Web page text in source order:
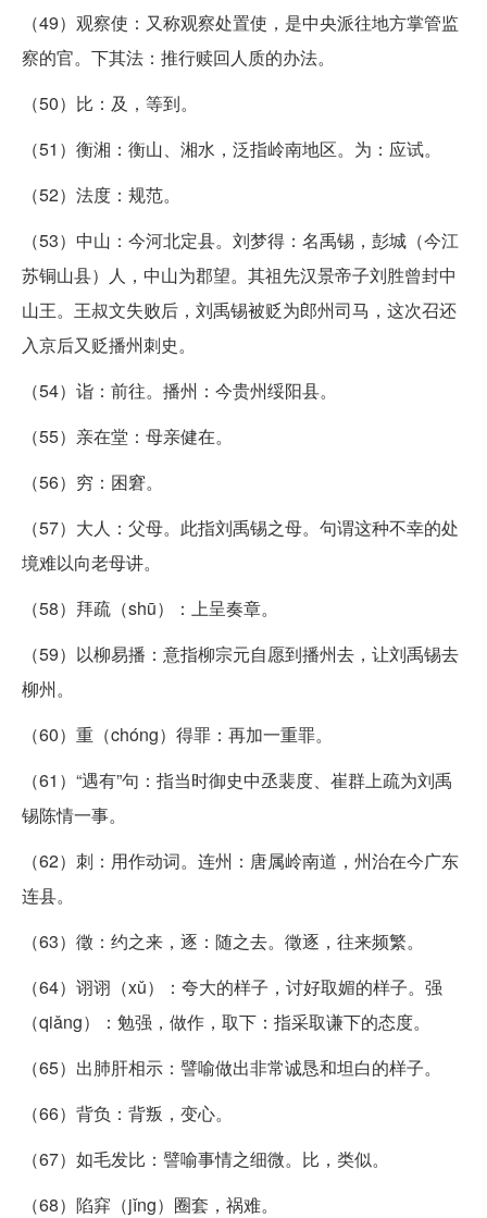
（49）观察使：又称观察处置使，是中央派往地方掌管监
察的官。下其法：推行赎回人质的办法。
（50）比：及，等到。
（51）衡湘：衡山、湘水，泛指岭南地区。为：应试。
（52）法度：规范。
（53）中山：今河北定县。刘梦得：名禹锡，彭城（今江
苏铜山县）人，中山为郡望。其祖先汉景帝子刘胜曾封中
山王。王叔文失败后，刘禹锡被贬为郎州司马，这次召还
入京后又贬播州刺史。
（54）诣：前往。播州：今贵州绥阳县。
（55）亲在堂：母亲健在。
（56）穷：困窘。
（57）大人：父母。此指刘禹锡之母。句谓这种不幸的处
境难以向老母讲。
（58）拜疏（shū）：上呈奏章。
（59）以柳易播：意指柳宗元自愿到播州去，让刘禹锡去
柳州。
（60）重（chóng）得罪：再加一重罪。
（61）“遇有”句：指当时御史中丞裴度、崔群上疏为刘禹
锡陈情一事。
（62）刺：用作动词。连州：唐属岭南道，州治在今广东
连县。
（63）徵：约之来，逐：随之去。徵逐，往来频繁。
（64）诩诩（xǔ）：夸大的样子，讨好取媚的样子。强
（qiǎng）：勉强，做作，取下：指采取谦下的态度。
（65）出肺肝相示：譬喻做出非常诚恳和坦白的样子。
（66）背负：背叛，变心。
（67）如毛发比：譬喻事情之细微。比，类似。
（68）陷穽（jǐng）圈套，祸难。